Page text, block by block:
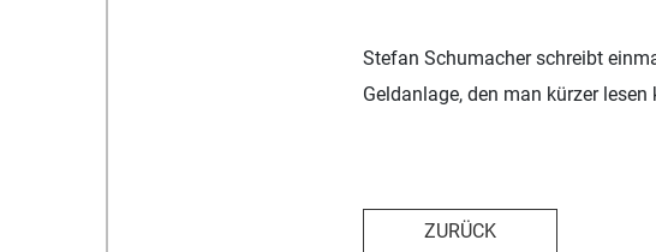
Stefan Schumacher schreibt
Geldanlage, den man kürzer
ZURÜCK